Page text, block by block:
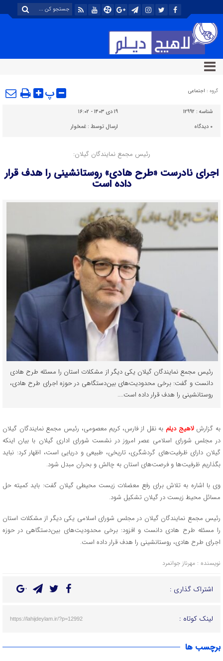
گروه : اجتماعی پ
شناسه : ۱۲۹۹۲
۱۹ دی ۱۴۰۳ - ۱۶:۰۲
۰ دیدگاه ارسال توسط :غمخوار
رئیس مجمع نمایندگان گیلان:
اجرای نادرست «طرح هادی» روستانشینی را هدف قرار
داده است
رئیس مجمع نمایندگان گیلان یکی دیگر از مشکلات استان را مسئله طرح هادی
دانست و گفت: برخی محدودیت‌های بین‌دستگاهی در حوزه اجرای طرح هادی،
روستانشینی را هدف قرار داده است....
به گزارش لاهیج دیلم به نقل از فارس، کریم معصومی، رئیس مجمع نمایندگان گیلان
در مجلس شورای اسلامی عصر امروز در نشست شورای اداری گیلان با بیان اینکه
گیلان دارای ظرفیت‌های گردشگری، تاریخی، طبیعی و دریایی است، اظهار کرد: نباید
بگذاریم ظرفیت‌ها و فرصت‌های استان به چالش و بحران مبدل شود.
وی با اشاره به تلاش برای رفع معضلات زیست محیطی گیلان گفت: باید کمیته حل
مسائل محیط زیست در گیلان تشکیل شود.
رئیس مجمع نمایندگان گیلان در مجلس شورای اسلامی یکی دیگر از مشکلات استان
را مسئله طرح هادی دانست و افزود: برخی محدودیت‌های بین‌دستگاهی در حوزه
اجرای طرح هادی، روستانشینی را هدف قرار داده است.
نویسنده : مهرناز جوانمرد
اشتراک گذاری :
لینک کوتاه : https://lahijdeylam.ir/?p=12992
برچسب ها